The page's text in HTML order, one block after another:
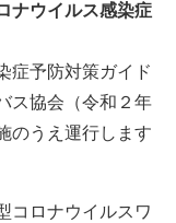
ナウイルス感染症
症予防対策ガイド
ス協会（令和２年
のうえ運行します
コロナウイルスワ